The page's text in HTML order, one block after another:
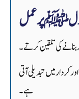
ﷺ پر عمل
بنانے کی تلقین کرتے۔
کردار میں تبدیلی آتی
ہے۔